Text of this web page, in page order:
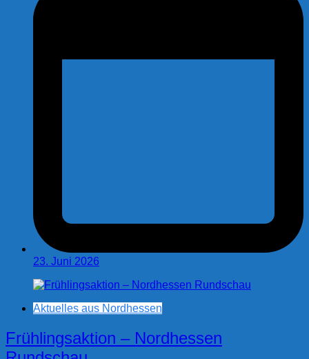
23. Juni 2026
Aktuelles aus Nordhessen
Frühlingsaktion – Nordhessen